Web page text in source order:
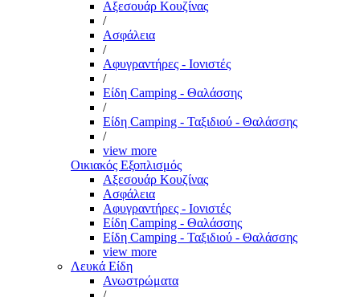
Αξεσουάρ Κουζίνας
/
Ασφάλεια
/
Αφυγραντήρες - Ιονιστές
/
Είδη Camping - Θαλάσσης
/
Είδη Camping - Ταξιδιού - Θαλάσσης
/
view more
Οικιακός Εξοπλισμός
Αξεσουάρ Κουζίνας
Ασφάλεια
Αφυγραντήρες - Ιονιστές
Είδη Camping - Θαλάσσης
Είδη Camping - Ταξιδιού - Θαλάσσης
view more
Λευκά Είδη
Ανωστρώματα